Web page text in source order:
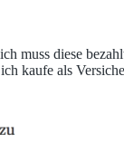
muss diese
kaufe als